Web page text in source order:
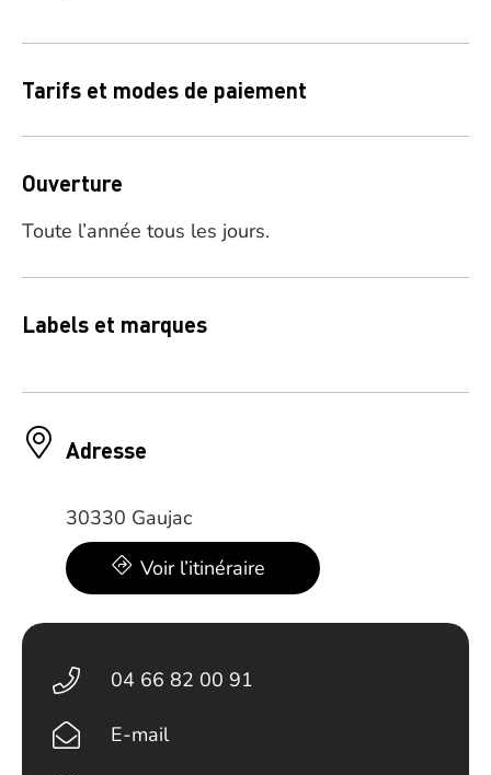
Tarifs et modes de paiement
Ouverture
Toute l’année tous les jours.
Labels et marques
Adresse
30330 Gaujac
Voir l’itinéraire
04 66 82 00 91
E-mail